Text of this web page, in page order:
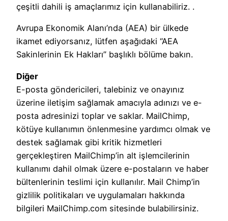
çeşitli dahili iş amaçlarımız için kullanabiliriz. .
Avrupa Ekonomik Alanı’nda (AEA) bir ülkede
ikamet ediyorsanız, lütfen aşağıdaki “AEA
Sakinlerinin Ek Hakları” başlıklı bölüme bakın.
Diğer
E-posta göndericileri, talebiniz ve onayınız
üzerine iletişim sağlamak amacıyla adınızı ve e-
posta adresinizi toplar ve saklar. MailChimp,
kötüye kullanımın önlenmesine yardımcı olmak ve
destek sağlamak gibi kritik hizmetleri
gerçekleştiren MailChimp’in alt işlemcilerinin
kullanımı dahil olmak üzere e-postaların ve haber
bültenlerinin teslimi için kullanılır. Mail Chimp’in
gizlilik politikaları ve uygulamaları hakkında
bilgileri MailChimp.com sitesinde bulabilirsiniz.